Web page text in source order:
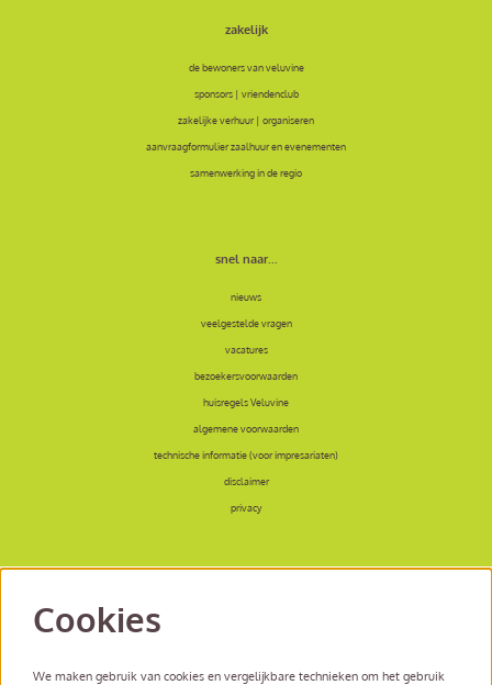
zakelijk
de bewoners van veluvine
sponsors | vriendenclub
zakelijke verhuur | organiseren
aanvraagformulier zaalhuur en evenementen
samenwerking in de regio
snel naar...
nieuws
veelgestelde vragen
vacatures
bezoekersvoorwaarden
huisregels Veluvine
algemene voorwaarden
technische informatie (voor impresariaten)
disclaimer
privacy
Cookies
We maken gebruik van cookies en vergelijkbare technieken om het gebruik